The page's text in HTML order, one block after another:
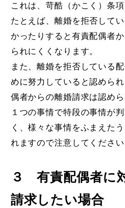
これは、苛酷（かこく）条
たとえば、離婚を拒否して
かったりすると有責配偶者
られにくくなります。
また、離婚を拒否している
めに努力していると認めら
偶者からの離婚請求は認め
１つの事情で特段の事情が
く、様々な事情をふまえた
れますので注意してください
３ 有責配偶者に
請求したい場合